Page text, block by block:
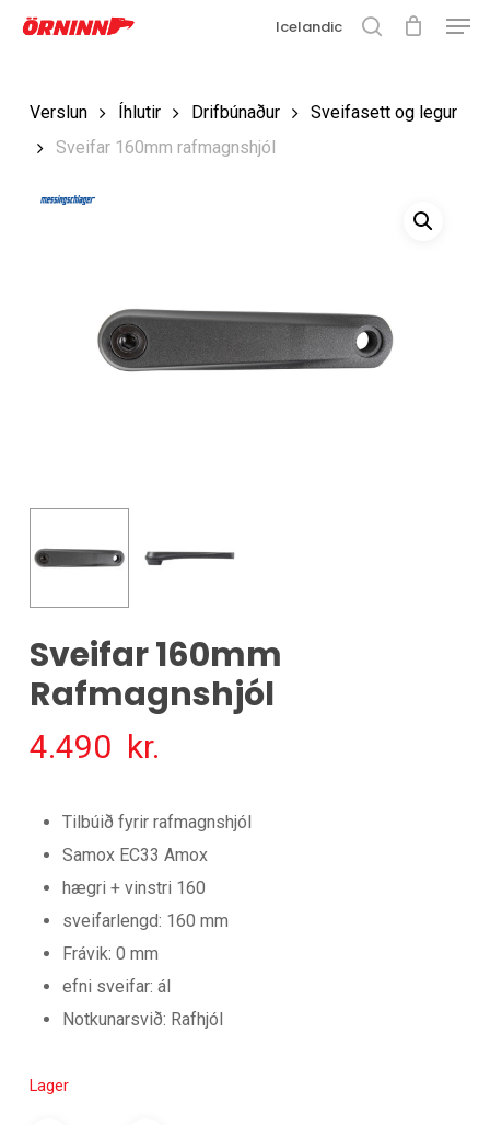
Fara
Loka
Icelandic
Verslun Íhlutir Drifbúnaður
Sveifasett og legur
Sveifar 160mm rafmagnshjól
Sveifar 160mm
Rafmagnshjól
4.490 kr.
Tilbúið fyrir rafmagnshjól
Samox EC33 Amox
hægri + vinstri 160
sveifarlengd: 160 mm
Frávik: 0 mm
efni sveifar: ál
Notkunarsvið: Rafhjól
Lager